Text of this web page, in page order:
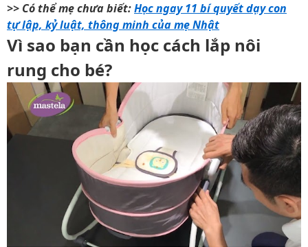
>> Có thể mẹ chưa biết:Học ngay 11 bí quyết dạy con
tự lập, kỷ luật, thông minh của mẹ Nhật
Vì sao bạn cần học cách lắp nôi
rung cho bé?